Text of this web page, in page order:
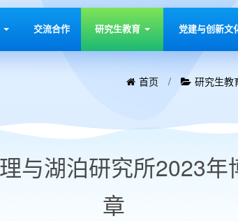
交流合作 研究生教育 党建与创新文
首页 / 研究生教
与湖泊研究所2023年
章